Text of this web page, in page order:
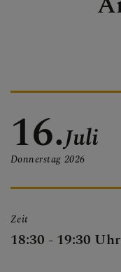
16.
Donnerstag
Juli
2026
Zeit
18:30 - 19:30 Uhr